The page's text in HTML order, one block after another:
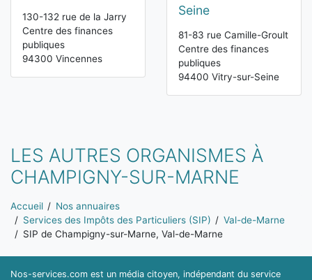
130-132 rue de la Jarry
Centre des finances
publiques
94300 Vincennes
Seine
81-83 rue Camille-Groult
Centre des finances
publiques
94400 Vitry-sur-Seine
LES AUTRES ORGANISMES À
CHAMPIGNY-SUR-MARNE
Vous êtes ici:
Accueil
Nos annuaires
Services des Impôts des Particuliers (SIP)
Val-de-Marne
SIP de Champigny-sur-Marne, Val-de-Marne
Nos-services.com est un média citoyen, indépendant du service